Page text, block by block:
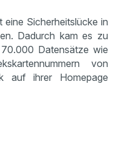
Sicherheitslücke in
Dadurch kam es zu
Datensätze wie
von
auf ihrer Homepage